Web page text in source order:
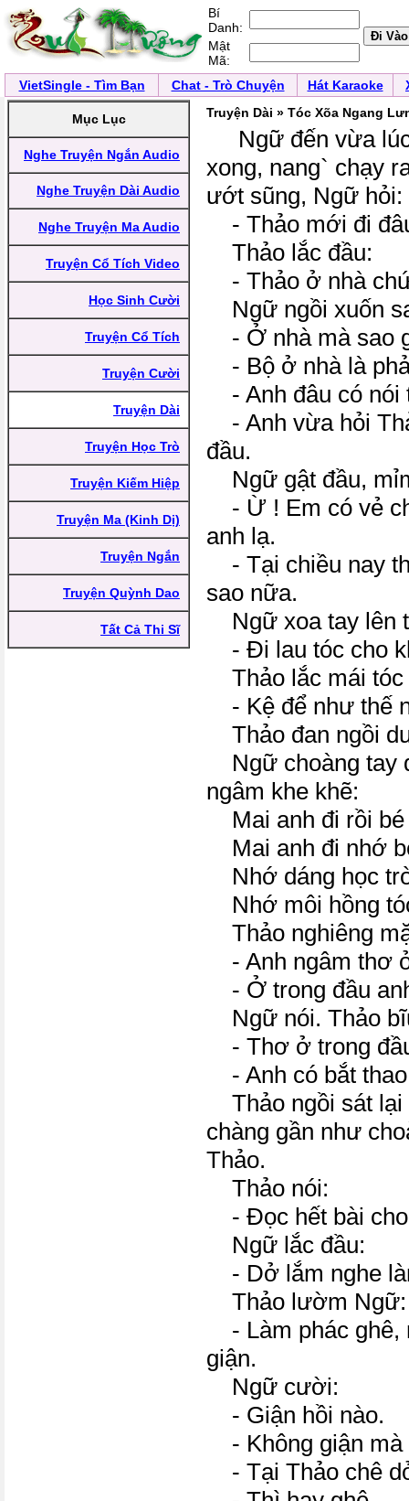
Bí
Danh:
Mật
Mã:
VietSingle - Tìm Bạn
Chat - Trò Chuyện Hát Karaoke
Mục Lục
Nghe Truyện Ngắn Audio
Nghe Truyện Dài Audio
Nghe Truyện Ma Audio
Truyện Cổ Tích Video
Học Sinh Cười
Truyện Cổ Tích
Truyện Cười
Truyện Dài
Truyện Học Trò
Truyện Kiếm Hiệp
Truyện Ma (Kinh Dị)
Truyện Ngắn
Truyện Quỳnh Dao
Tất Cả Thi Sĩ
Truyện Dài » Tóc Xõa Ngang
Ngữ đến vừa
xong, nang` chạy
ướt sũng, Ngữ hỏi:
- Thảo mới đi
Thảo lắc đầu:
- Thảo ở nhà
Ngữ ngồi xuốn
- Ở nhà mà sao
- Bộ ở nhà là
- Anh đâu có nói
- Anh vừa hỏi
đầu.
Ngữ gật đầu,
- Ừ ! Em có vẻ
anh lạ.
- Tại chiều nay
sao nữa.
Ngữ xoa tay lên
- Đi lau tóc cho
Thảo lắc mái tóc
- Kệ để như thế
Thảo đan ngồi
Ngữ choàng tay
ngâm khe khẽ:
Mai anh đi rồi bé
Mai anh đi nhớ
Nhớ dáng học
Nhớ môi hồng
Thảo nghiêng
- Anh ngâm thơ
- Ở trong đầu
Ngữ nói. Thảo
- Thơ ở trong
- Anh có bắt
Thảo ngồi sát lại
chàng gần như
Thảo.
Thảo nói:
- Đọc hết bài
Ngữ lắc đầu:
- Dở lắm nghe
Thảo lườm Ngữ:
- Làm phác ghê,
giận.
Ngữ cười:
- Giận hồi nào.
- Không giận mà
- Tại Thảo chê